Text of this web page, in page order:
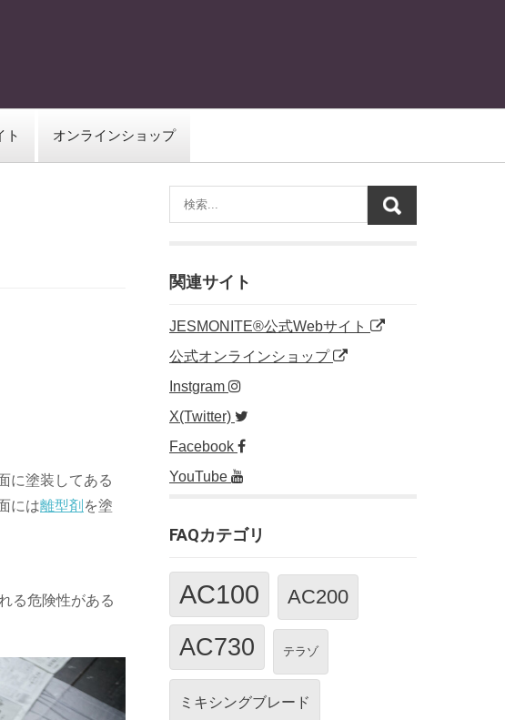
ト オンラインショップ
に塗装してある
には離型剤 を塗
る危険性がある
関連サイト
JESMONITE®公式Webサイト
公式オンラインショップ
Instgram
X(Twitter)
Facebook
YouTube
FAQカテゴリ
AC100 AC200
AC730 テラゾ
ミキシングブレード